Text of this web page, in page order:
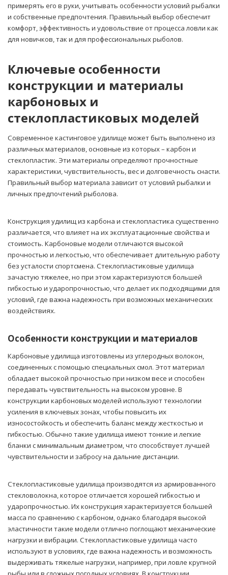
примерять его в руки, учитывать особенности условий рыбалки
и собственные предпочтения. Правильный выбор обеспечит
комфорт, эффективность и удовольствие от процесса ловли как
для новичков, так и для профессиональных рыболов.
Ключевые особенности
конструкции и материалы
карбоновых и
стеклопластиковых моделей
Современное кастинговое удилище может быть выполнено из
различных материалов, основные из которых – карбон и
стеклопластик. Эти материалы определяют прочностные
характеристики, чувствительность, вес и долговечность снасти.
Правильный выбор материала зависит от условий рыбалки и
личных предпочтений рыболова.
Конструкция удилищ из карбона и стеклопластика существенно
различается, что влияет на их эксплуатационные свойства и
стоимость. Карбоновые модели отличаются высокой
прочностью и легкостью, что обеспечивает длительную работу
без усталости спортсмена. Стеклопластиковые удилища
зачастую тяжелее, но при этом характеризуются большей
гибкостью и ударопрочностью, что делает их подходящими для
условий, где важна надежность при возможных механических
воздействиях.
Особенности конструкции и материалов
Карбоновые удилища изготовлены из углеродных волокон,
соединенных с помощью специальных смол. Этот материал
обладает высокой прочностью при низком весе и способен
передавать чувствительность на высоком уровне. В
конструкции карбоновых моделей используют технологии
усиления в ключевых зонах, чтобы повысить их
износостойкость и обеспечить баланс между жесткостью и
гибкостью. Обычно такие удилища имеют тонкие и легкие
бланки с минимальным диаметром, что способствует лучшей
чувствительности и забросу на дальние дистанции.
Стеклопластиковые удилища производятся из армированного
стекловолокна, которое отличается хорошей гибкостью и
ударопрочностью. Их конструкция характеризуется большей
масса по сравнению с карбоном, однако благодаря высокой
эластичности такие модели отлично поглощают механические
нагрузки и вибрации. Стеклопластиковые удилища часто
используют в условиях, где важна надежность и возможность
выдерживать тяжелые нагрузки, например, при ловле крупной